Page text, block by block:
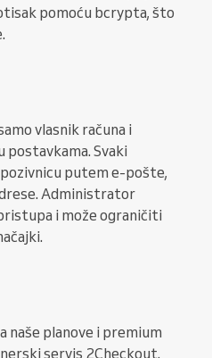
pomoću bcrypta, što
vlasnik računa i
postavkama. Svaki
putem e-pošte,
Administrator
i može ograničiti
naše planove i premium
servis 2Checkout.